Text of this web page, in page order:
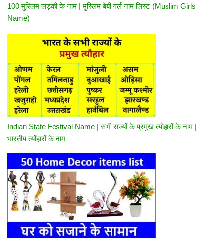
100 मुस्लिम लड़की के नाम | मुस्लिम बेबी गर्ल नाम लिस्ट (Muslim Girls
Name)
Indian State Festival Name | सभी राज्यों के प्रमुख त्योहारों के नाम |
भारतीय त्योंहारों के नाम